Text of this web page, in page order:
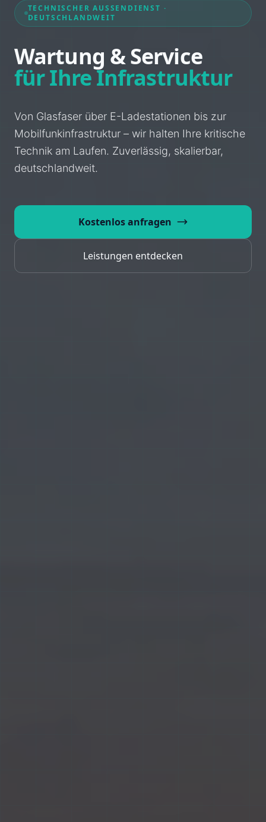
TECHNISCHER AUSSENDIENST · D
EUTSCHLANDWEIT
Wartung & Service
für Ihre Infrastruktur
Von Glasfaser über E-Ladestationen bis zur
Mobilfunkinfrastruktur – wir halten Ihre kritische
Technik am Laufen. Zuverlässig, skalierbar,
deutschlandweit.
Kostenlos anfragen
Leistungen entdecken